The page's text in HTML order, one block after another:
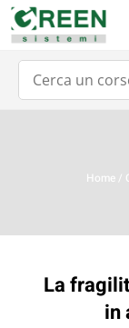
Home /
La
in